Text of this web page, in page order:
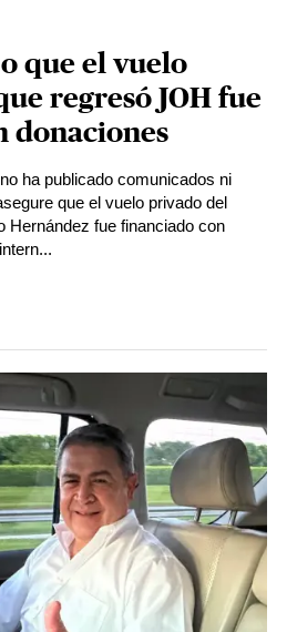
que el vuelo
regresó JOH fue
donaciones​​​​​​
ha publicado comunicados ni
que el vuelo privado del
Hernández fue financiado con